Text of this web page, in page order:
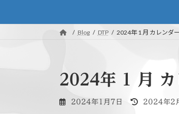
プ
動
Blog DTP 2024年 1 月 カレンダー
2024年 1 月 カ
2024年1月7日
最
2024年2